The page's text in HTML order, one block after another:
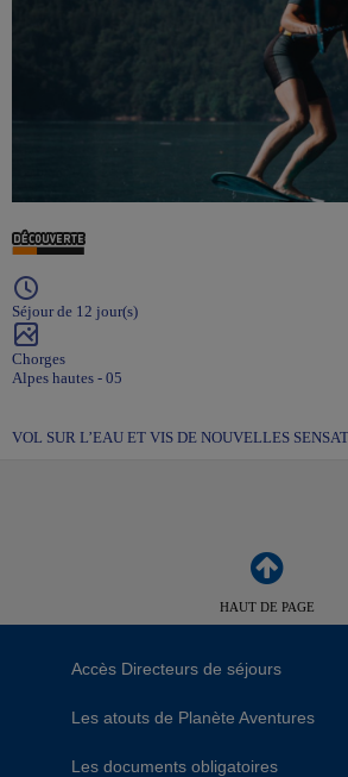
Séjour de 12 jour(s)
Chorges
Alpes hautes - 05
VOL SUR L’EAU ET VIS DE NOUVELLES
HAUT DE PAGE
Accès Directeurs de séjours
Les atouts de Planète Aventures
Les documents obligatoires